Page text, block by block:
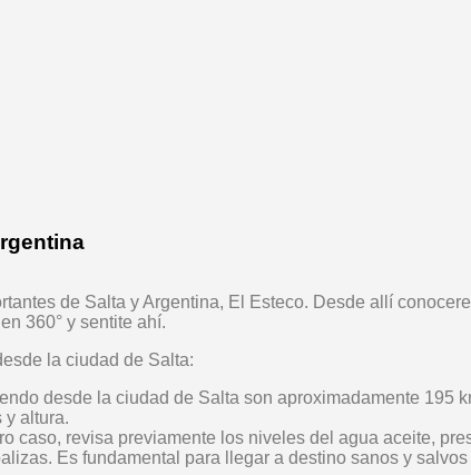
de Salta y Argentina, El Esteco. Desde allí
360° y sentite ahí.
la ciudad de Salta:
desde la ciudad de Salta son aproximadamente 195
y altura.
caso, revisa previamente los niveles del agua aceite,
Es fundamental para llegar a destino sanos y salvos